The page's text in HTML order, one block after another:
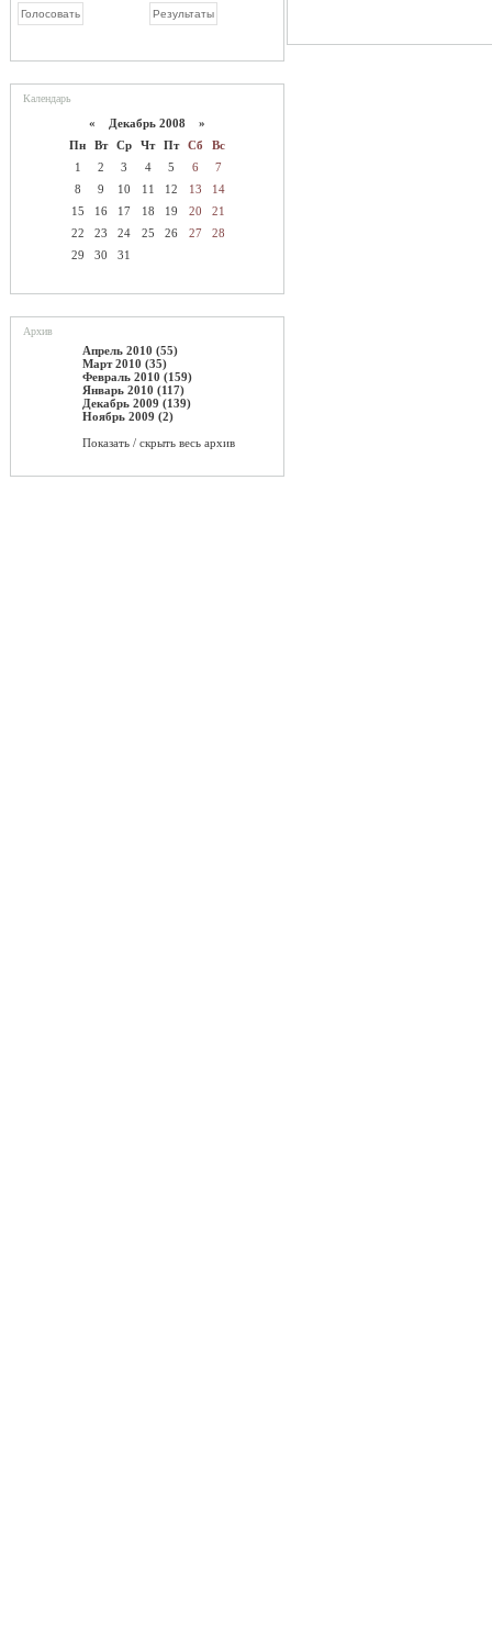
Календарь
« Декабрь 2008 »
Пн
Вт Ср Чт Пт Сб
Вс
1
2 3 4 5 6
7
8
9 10 11 12 13
14
15
16 17 18 19 20
21
22
23 24 25 26 27
28
29
30 31
Архив
Апрель 2010 (55)
Март 2010 (35)
Февраль 2010 (159)
Январь 2010 (117)
Декабрь 2009 (139)
Ноябрь 2009 (2)
Показать / скрыть весь архив